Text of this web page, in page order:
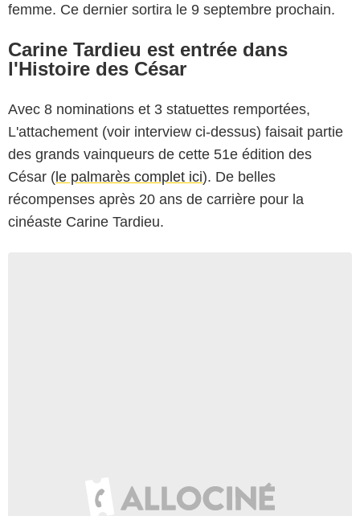
femme. Ce dernier sortira le 9 septembre prochain.
Carine Tardieu est entrée dans
l'Histoire des César
Avec 8 nominations et 3 statuettes remportées,
L'attachement (voir interview ci-dessus) faisait partie
des grands vainqueurs de cette 51e édition des
César (le palmarès complet ici). De belles
récompenses après 20 ans de carrière pour la
cinéaste Carine Tardieu.